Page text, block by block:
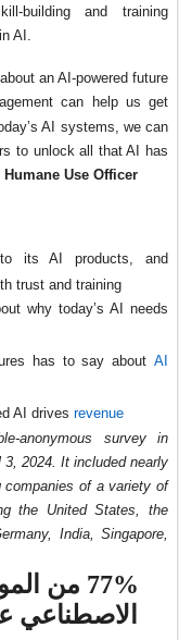
building and training
AI.
an AI-powered future
can help us get
AI systems, we can
to unlock all that AI has
Use Officer
its AI products, and
trust and training
why today’s AI needs
has to say about AI
AI drives revenue
anonymous survey in
2024. It included nearly
companies of a variety of
the United States, the
India, Singapore,
77% من
الاصطناعي